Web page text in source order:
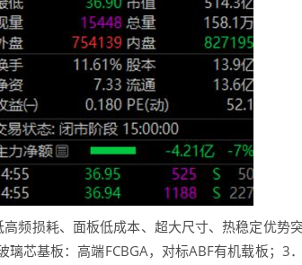
频损耗、面板低成本、超大尺寸、热稳定优势
芯基板：高端FCBGA，对标ABF有机载板；3．